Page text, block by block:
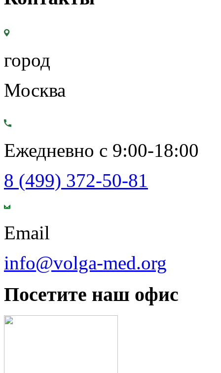
город
Москва
Ежедневно с 9:00-18:00
8 (499) 372-50-81
Email
info@volga-med.org
Посетите наш офис